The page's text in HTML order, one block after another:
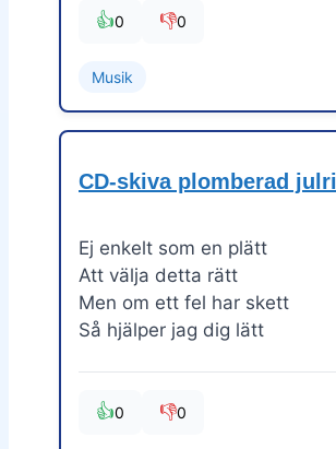
👍0 👎0
Musik
CD-skiva plomberad
Ej enkelt som en plätt
Att välja detta rätt
Men om ett fel har skett
Så hjälper jag dig lätt
👍0 👎0